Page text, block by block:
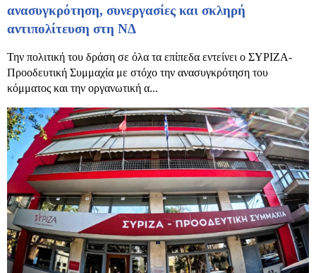
ανασυγκρότηση, συνεργασίες και σκληρή
αντιπολίτευση στη ΝΔ
Την πολιτική του δράση σε όλα τα επίπεδα εντείνει ο ΣΥΡΙΖΑ-
Προοδευτική Συμμαχία με στόχο την ανασυγκρότηση του
κόμματος και την οργανωτική α...